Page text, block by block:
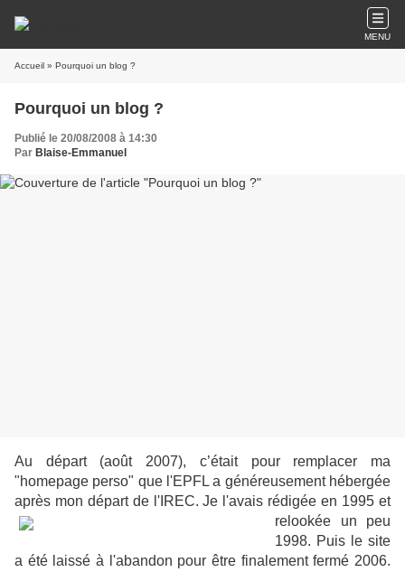
MENU
Accueil » Pourquoi un blog ?
Pourquoi un blog ?
Publié le 20/08/2008 à 14:30
Par Blaise-Emmanuel
Au départ (août 2007), c’était pour remplacer ma
"homepage perso" que l'EPFL a généreusement hébergée
après mon départ de l'IREC. Je l'avais rédigée en 1995 et
relookée un peu
1998. Puis le site
a été laissé à l'abandon pour être finalement fermé 2006.